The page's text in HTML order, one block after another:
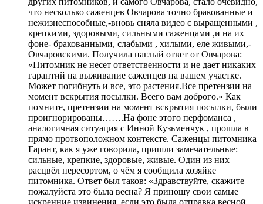
что несколько саженцев Овчарова точно бракованные и
нежизнеспособные,-вновь сняла видео с выращенными ,
крепкими, здоровыми, сильными саженцами ,и на их
фоне- бракованными, слабыми , хилыми, еле живыми,-
Овчаровскими. Получила наглый ответ от Овчарова:
«Питомник не несет ответственности и не дает никаких
гарантий на выживание саженцев на вашем участке.
Может погибнуть и все, это растения.Все претензии на
момент вскрытия посылки. Всего вам доброго.» Как
помните, претензии на момент вскрытия посылки, были
проигнорированы…….На фоне этого перфоманса ,
аналогичная ситуация с Инной Кузьменчук , прошла в
прямо протвоположном контексте. Саженцы питомника
Гарант, как я уже говорила, пришли замечательные:
сильные, крепкие, здоровые, живые. Один из них
расцвёл пересортом, о чём я сообщила хозяйке
питомника. Ответ был таков: «Здравствуйте, скажите
пожалуйста это была весна? Я приношу свои самые